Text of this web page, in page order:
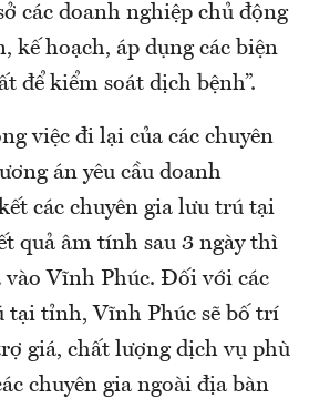
các doanh nghiệp chủ động
kế hoạch, áp dụng các biện
để kiểm soát dịch bệnh”.
việc đi lại của các chuyên
án yêu cầu doanh
các chuyên gia lưu trú tại
quả âm tính sau 3 ngày thì
vào Vĩnh Phúc. Đối với các
tại tỉnh, Vĩnh Phúc sẽ bố trí
giá, chất lượng dịch vụ phù
chuyên gia ngoài địa bàn